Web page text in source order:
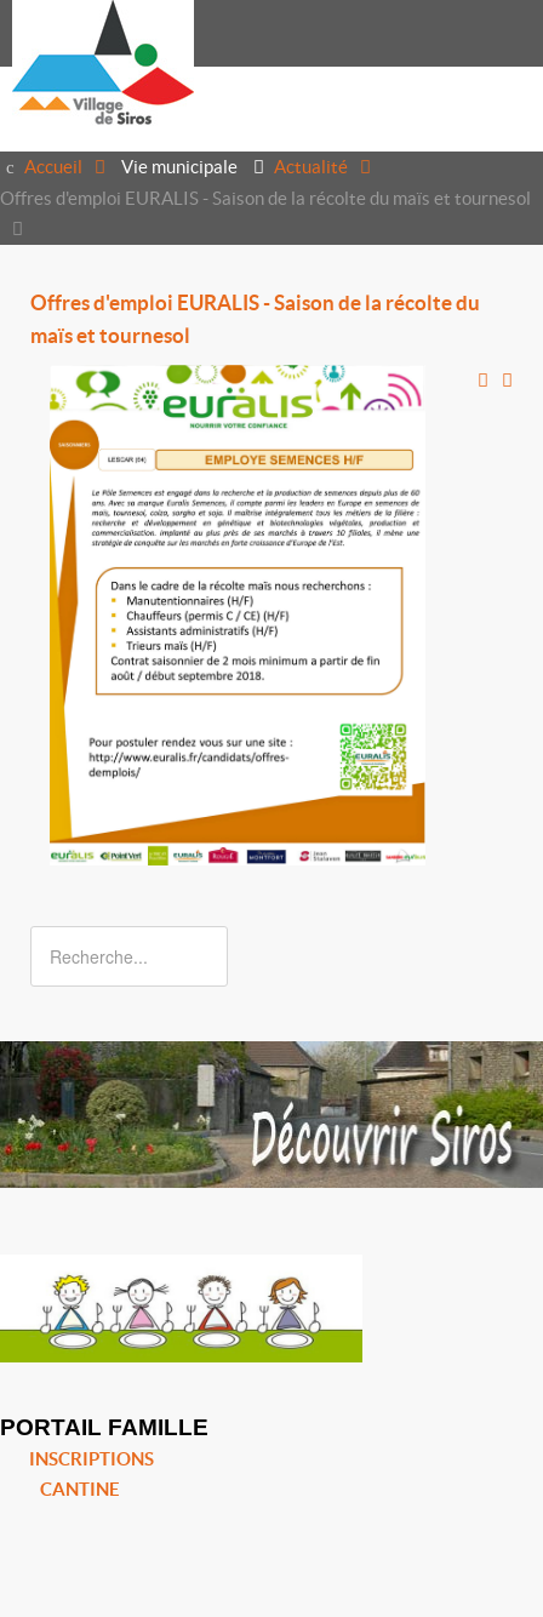
Accueil Vie municipale
Actualité
Offres d'emploi EURALIS - Saison de la récolte du maïs et tournesol
Offres d'emploi EURALIS - Saison de la récolte du
maïs et tournesol
PORTAIL FAMILLE
INSCRIPTIONS
CANTINE